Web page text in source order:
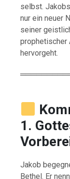
selbst.Jakobs
nureinneuer
seiner
prophetischer
hervorgeht.
1.
Jakob
Bethel. Er